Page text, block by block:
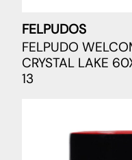
FELPUDOS
FELPUDO
CRYSTAL LAKE
13